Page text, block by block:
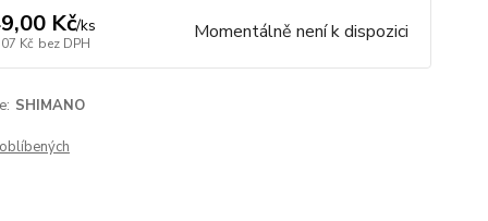
Kč/ks
Kč bez DPH Momentálně není k dispozici
SHIMANO